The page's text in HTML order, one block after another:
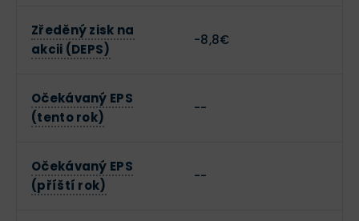
Zředěný zisk na
akcii (DEPS)
-8,8€
Očekávaný EPS
(tento rok)
--
Očekávaný EPS
(příští rok)
--